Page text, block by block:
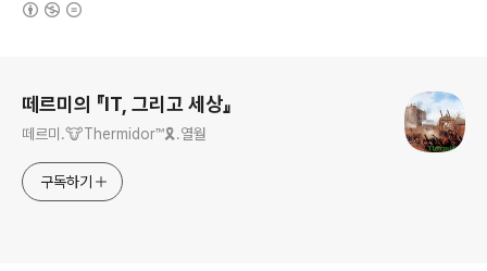
떼르미의 『IT, 그리고 세상』
떼르미.🐮Thermidor™🎗️.열월
구독하기